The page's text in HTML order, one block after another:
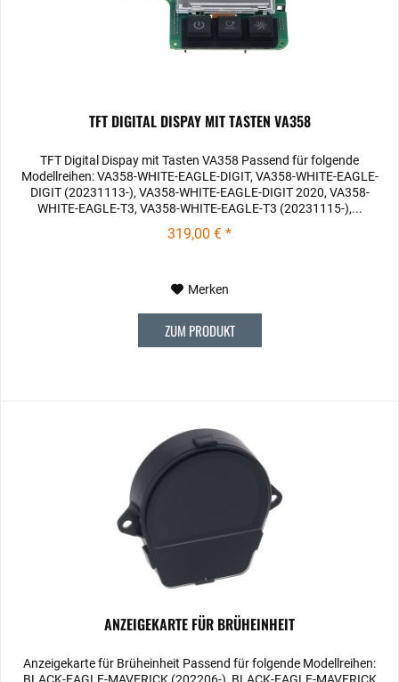
TFT DIGITAL DISPAY MIT TASTEN VA358
TFT Digital Dispay mit Tasten VA358 Passend für folgende
Modellreihen: VA358-WHITE-EAGLE-DIGIT, VA358-WHITE-EAGLE-
DIGIT (20231113-), VA358-WHITE-EAGLE-DIGIT 2020, VA358-
WHITE-EAGLE-T3, VA358-WHITE-EAGLE-T3 (20231115-),...
319,00 € *
Merken
ZUM PRODUKT
ANZEIGEKARTE FÜR BRÜHEINHEIT
Anzeigekarte für Brüheinheit Passend für folgende Modellreihen: